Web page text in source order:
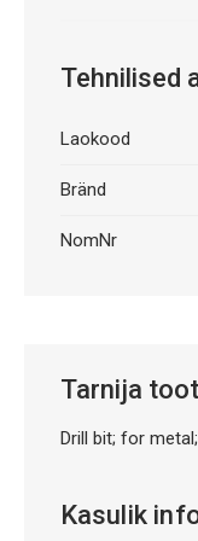
Tehnilised
Laokood
Bränd
NomNr
Tarnija
Drill bit; for
Kasulik